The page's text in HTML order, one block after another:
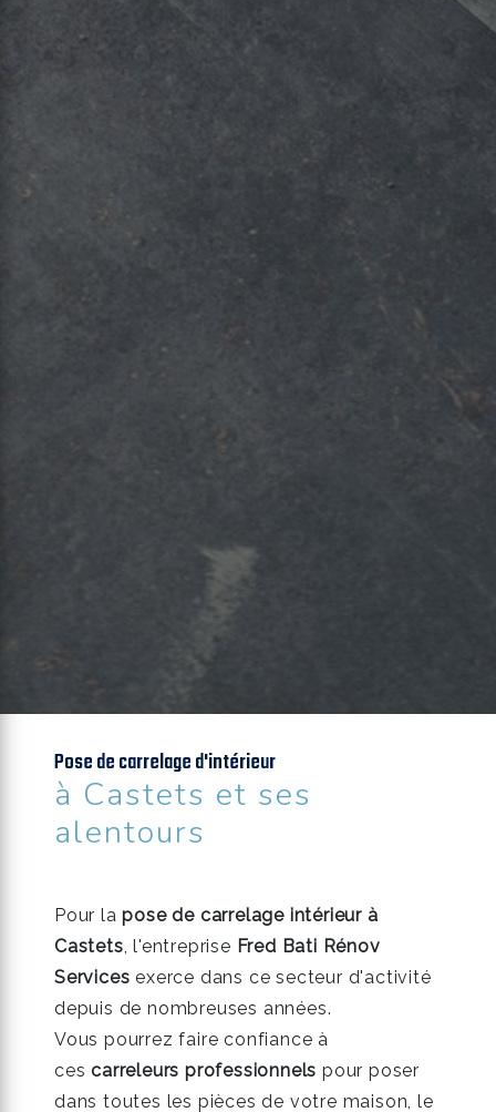
Pose de carrelage d'intérieur
à Castets et ses
alentours
Pour lapose de carrelage intérieur à
Castets , l'entreprise Fred Bati Rénov
Servicesexerce dans ce secteur d'activité
depuis de nombreuses années.
Vous pourrez faire confiance à
cescarreleurs professionnelspour poser
dans toutes les pièces de votre maison, le